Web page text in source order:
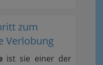
zum
Verlobung
ist sie einer der